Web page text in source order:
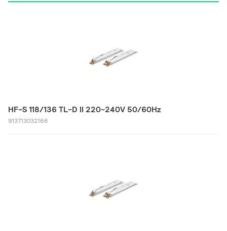
HF-S 118/136 TL-D II 220-240V 50/60Hz
913713032166